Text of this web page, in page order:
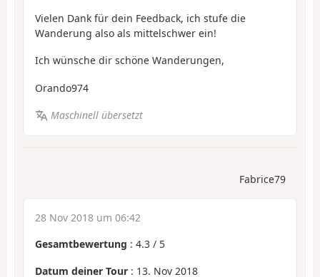
Vielen Dank für dein Feedback, ich stufe die
Wanderung also als mittelschwer ein!
Ich wünsche dir schöne Wanderungen,
Orando974
Maschinell übersetzt
Fabrice79
28 Nov 2018 um 06:42
Gesamtbewertung : 4.3 / 5
Datum deiner Tour : 13. Nov 2018